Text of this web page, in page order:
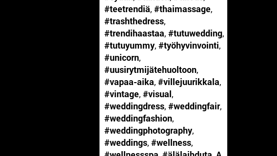
#teetrendiä, #thaimassage,
#trashthedress,
#trendihaastaa, #tutuwedding,
#tutuyummy, #työhyvinvointi,
#unicorn,
#uusirytmijätehuoltoon,
#vapaa-aika, #villejuurikkala,
#vintage, #visual,
#weddingdress, #weddingfair,
#weddingfashion,
#weddingphotography,
#weddings, #wellness,